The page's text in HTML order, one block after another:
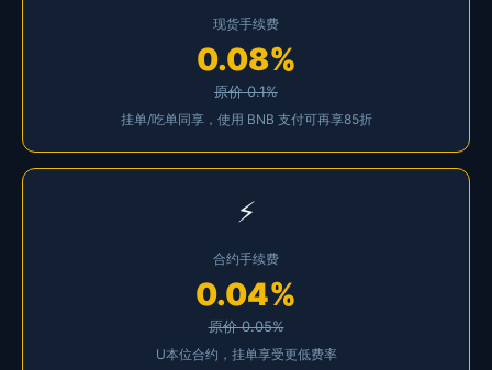
现货手续费
0.08%
原价 0.1%
挂单/吃单同享，使用 BNB 支付可再享85折
⚡
合约手续费
0.04%
原价 0.05%
U本位合约，挂单享受更低费率